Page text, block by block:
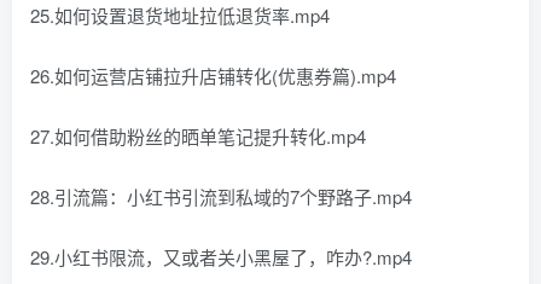
25.如何设置退货地址拉低退货率.mp4
26.如何运营店铺拉升店铺转化(优惠券篇).mp4
27.如何借助粉丝的晒单笔记提升转化.mp4
28.引流篇：小红书引流到私域的7个野路子.mp4
29.小红书限流，又或者关小黑屋了，咋办?.mp4